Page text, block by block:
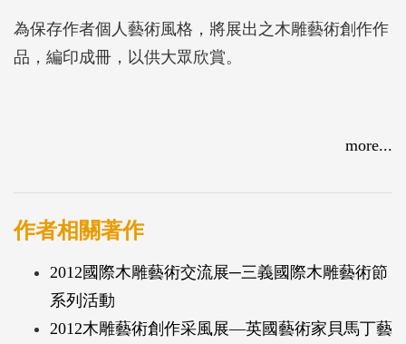
為保存作者個人藝術風格，將展出之木雕藝術創作作
品，編印成冊，以供大眾欣賞。
more...
作者相關著作
2012國際木雕藝術交流展─三義國際木雕藝術節
系列活動
2012木雕藝術創作采風展—英國藝術家貝馬丁藝